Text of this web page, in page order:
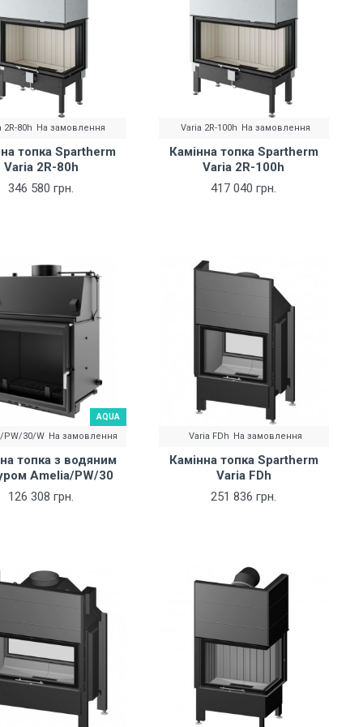
2R-80h На замовлення
топка Spartherm
Varia 2R-80h
346 580 грн.
Varia 2R-100h На замовлення
Камінна топка Spartherm
Varia 2R-100h
417 040 грн.
AQUA
PW/30/W На замовлення
топка з водяним
Amelia/PW/30
126 308 грн.
Varia FDh На замовлення
Камінна топка Spartherm
Varia FDh
251 836 грн.